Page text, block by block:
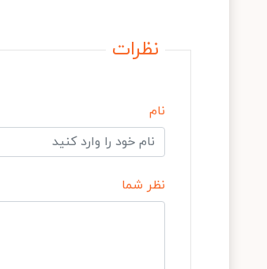
نظرات
نام
نظر شما